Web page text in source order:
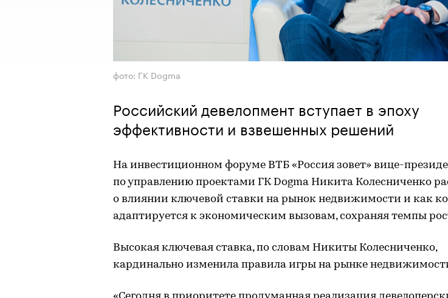
фото: ГК Dogma
Российский девелопмент вступает в эпоху
эффективности и взвешенных решений
На инвестиционном форуме ВТБ «Россия зовет» вице-
по управлению проектами ГК Dogma Никита Колесниченко
о влиянии ключевой ставки на рынок недвижимости и как
адаптируется к экономическим вызовам, сохраняя темпы
Высокая ключевая ставка, по словам Никиты Колесниченко,
кардинально изменила правила игры на рынке